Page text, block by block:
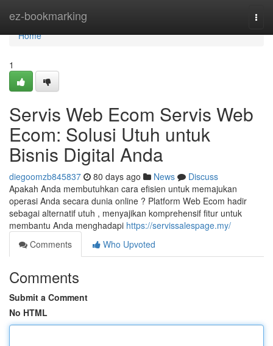
ez-bookmarking
Home
Home
1
Servis Web Ecom Servis Web
Ecom: Solusi Utuh untuk
Bisnis Digital Anda
diegoomzb845837 80 days ago News
Discuss
Apakah Anda membutuhkan cara efisien untuk memajukan
operasi Anda secara dunia online ? Platform Web Ecom hadir
sebagai alternatif utuh , menyajikan komprehensif fitur untuk
membantu Anda menghadapi https://servissalespage.my/
Comments
Who Upvoted
Comments
Submit a Comment
No HTML